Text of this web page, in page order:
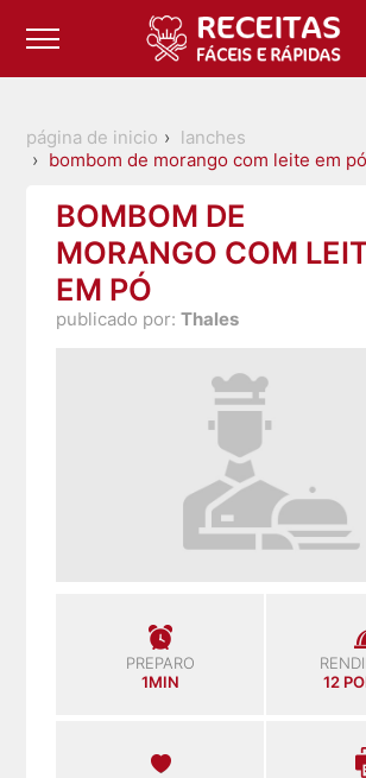
página de inicio
lanches
bombom de morango com leite em pó
BOMBOM DE
MORANGO COM
EM PÓ
publicado por:Thales
PREPARO
1MIN
12